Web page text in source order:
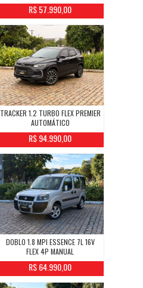
R$ 57.990,00
TRACKER 1.2 TURBO FLEX PREMIER
AUTOMÁTICO
R$ 94.990,00
DOBLO 1.8 MPI ESSENCE 7L 16V
FLEX 4P MANUAL
R$ 64.990,00